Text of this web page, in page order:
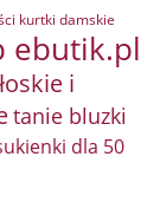
kurtki damskie
ebutik.pl
i
tanie bluzki
dla 50